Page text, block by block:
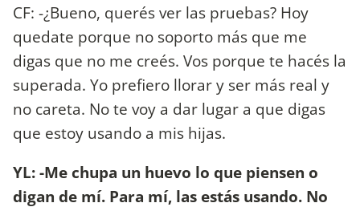
CF: -¿Bueno, querés ver las pruebas? Hoy
quedate porque no soporto más que me
digas que no me creés. Vos porque te hacés la
superada. Yo prefiero llorar y ser más real y
no careta. No te voy a dar lugar a que digas
que estoy usando a mis hijas.
YL: -Me chupa un huevo lo que piensen o
digan de mí. Para mí, las estás usando. No